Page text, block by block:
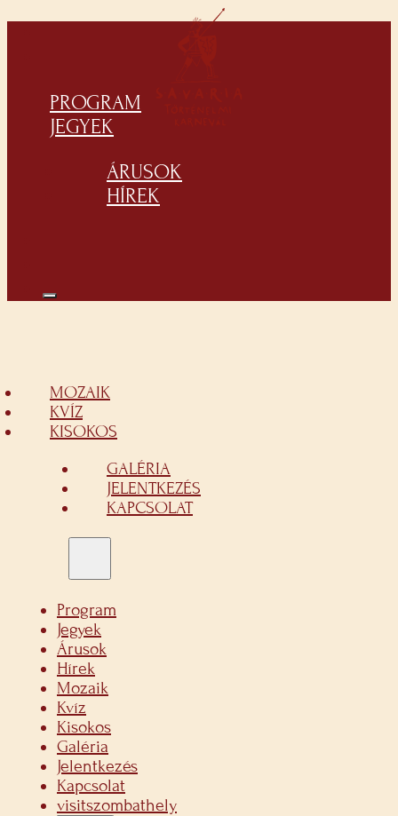
PROGRAM
JEGYEK
ÁRUSOK
HÍREK
MOZAIK
KVÍZ
KISOKOS
GALÉRIA
JELENTKEZÉS
KAPCSOLAT
Program
Jegyek
Árusok
Hírek
Mozaik
Kvíz
Kisokos
Galéria
Jelentkezés
Kapcsolat
visitszombathely